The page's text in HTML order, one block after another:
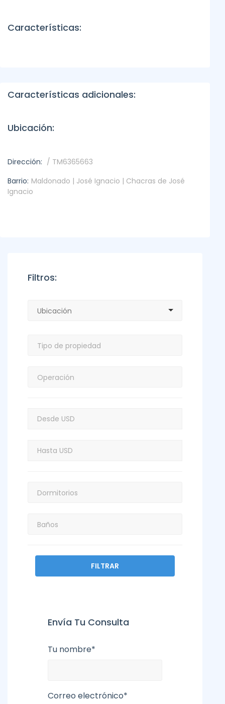
Características:
Características adicionales:
Ubicación:
Dirección: / TM6365663
Barrio: Maldonado | José Ignacio | Chacras de José
Ignacio
Filtros:
FILTRAR
Envía Tu Consulta
Tu nombre*
Correo electrónico*